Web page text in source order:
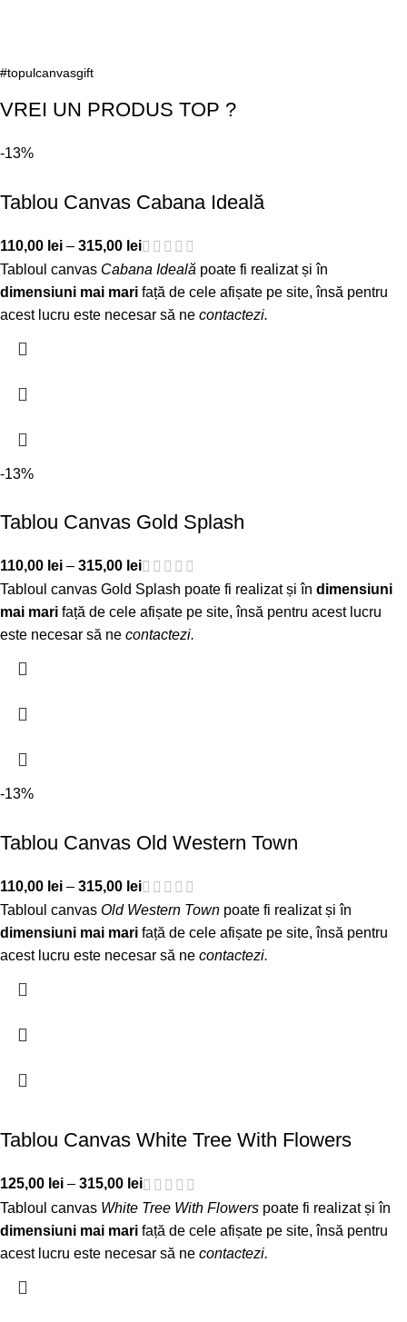
#topulcanvasgift
VREI UN PRODUS TOP ?
-13%
Tablou Canvas Cabana Ideală
110,00 lei – 315,00 lei
Tabloul canvas Cabana Ideală poate fi realizat și în
dimensiuni mai mari față de cele afișate pe site, însă pentru
acest lucru este necesar să ne contactezi.
-13%
Tablou Canvas Gold Splash
110,00 lei – 315,00 lei
Tabloul canvas Gold Splash poate fi realizat și în dimensiuni
mai mari față de cele afișate pe site, însă pentru acest lucru
este necesar să ne contactezi.
-13%
Tablou Canvas Old Western Town
110,00 lei – 315,00 lei
Tabloul canvas Old Western Town poate fi realizat și în
dimensiuni mai mari față de cele afișate pe site, însă pentru
acest lucru este necesar să ne contactezi.
Tablou Canvas White Tree With Flowers
125,00 lei – 315,00 lei
Tabloul canvas White Tree With Flowers poate fi realizat și în
dimensiuni mai mari față de cele afișate pe site, însă pentru
acest lucru este necesar să ne contactezi.